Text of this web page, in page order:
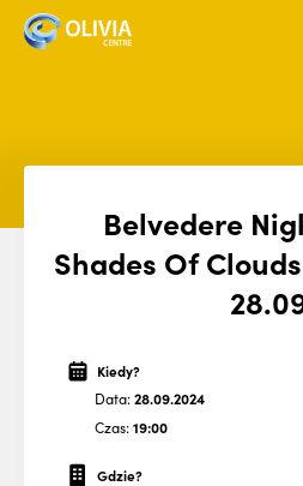
Belvedere
Shades Of
Kiedy?
Data:28.09.2024
Czas:19:00
Gdzie?